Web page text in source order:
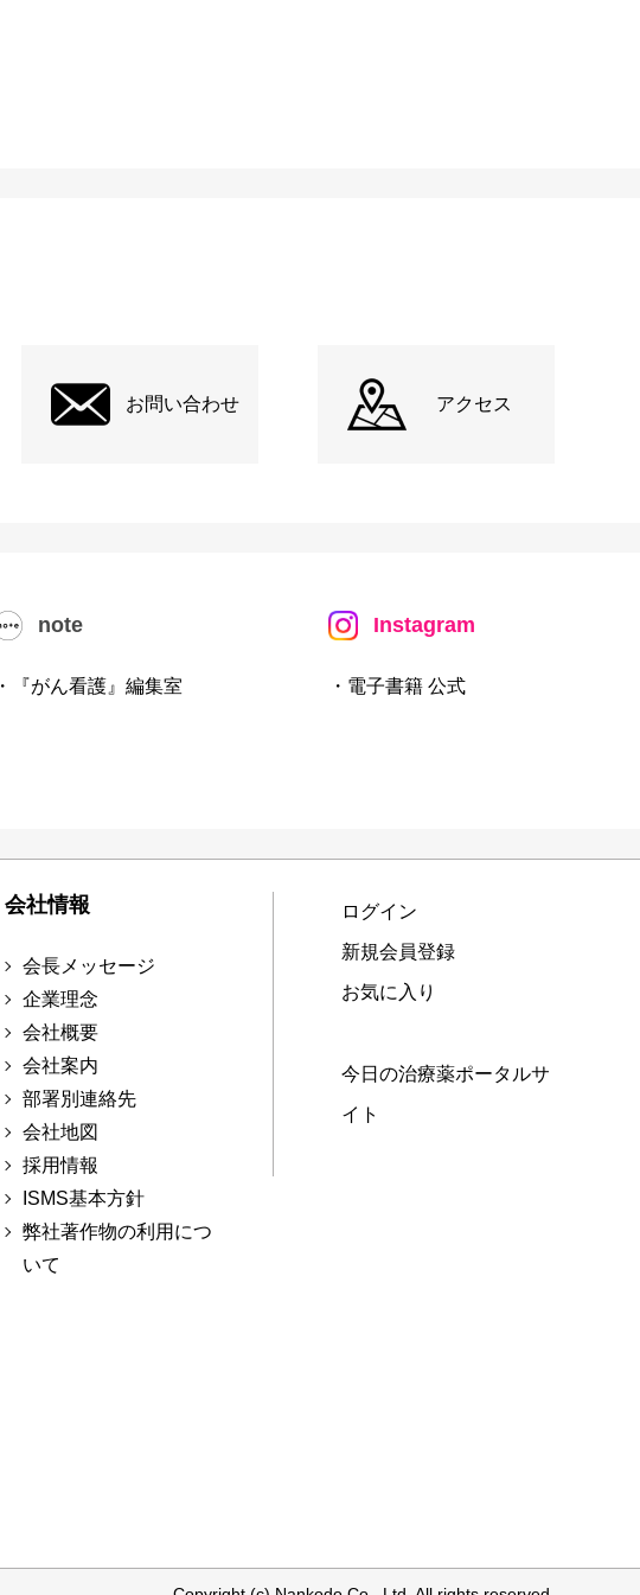
お問い合わせ アクセス
note
・『がん看護』編集室
Instagram
・電子書籍 公式
会社情報
会長メッセージ
企業理念
会社概要
会社案内
部署別連絡先
会社地図
採用情報
ISMS基本方針
弊社著作物の利用につ
いて
ログイン
新規会員登録
お気に入り
今日の治療薬ポータルサ
イト